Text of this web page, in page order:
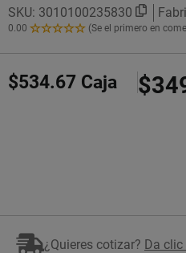
SKU: 3010100235830
0.00
0.00
Estrellas!
(Se el primero en
$534.67 Caja
¿Quieres cotizar? Da